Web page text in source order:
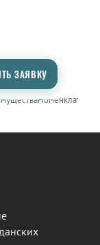
ЗАЯВКУ
Номенклатура